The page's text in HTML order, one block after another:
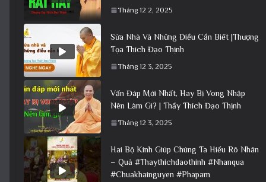
Tháng 12 2, 2025
Sửa Nhà Và Những Điều Cần Biết |Thượng
Tọa Thích Đạo Thịnh
Tháng 12 3, 2025
Vấn Đáp Mới Nhất, Hay Bị Vong Nhập
Nên Làm Gì? | Thầy Thích Đạo Thịnh
Tháng 12 3, 2025
Hai Bộ Kinh Giúp Chúng Ta Hiểu Rõ Nhân
– Quả #Thaythichdaothinh #Nhanqua
#Chuakhainguyen #Phapam